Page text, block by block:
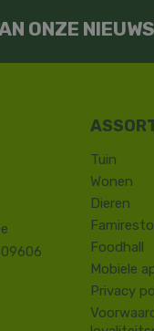
ONZE
Tuin
Wonen
Dieren
Famiresto
Foodhall
Mobiele
Privacy